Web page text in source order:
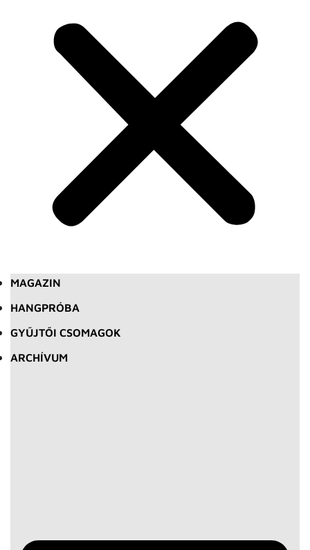
MAGAZIN
HANGPRÓBA
GYŰJTŐI CSOMAGOK
ARCHÍVUM